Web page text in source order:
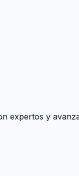
expertos y